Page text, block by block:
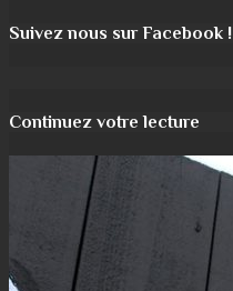
Suivez nous sur Facebook !
Continuez votre lecture